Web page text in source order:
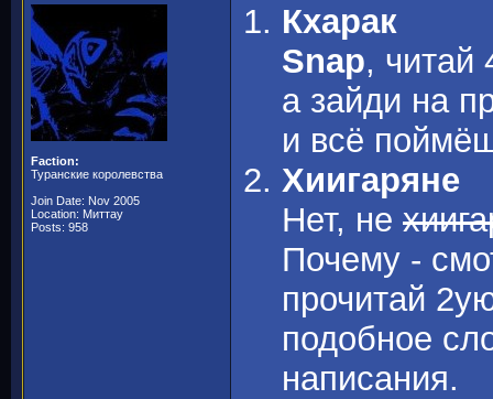
Faction:
Туранские королевства
Join Date: Nov 2005
Location: Миттау
Posts: 958
Кхарак
Snap, читай
а зайди на
и всё
Хиигаряне
Нет, не
Почему -
прочитай
подобное
написания.